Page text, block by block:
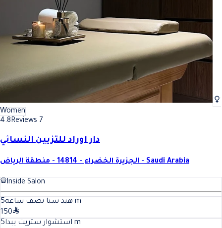
Women
4.8Reviews 7
دار اوراد للتزيين النسائي
الجزيرة الخضراء - 14814 - منطقة الرياض - Saudi Arabia
Inside Salon
هيد سبا نصف ساعه5
m
150
استشوار ستريت يبدا5
m